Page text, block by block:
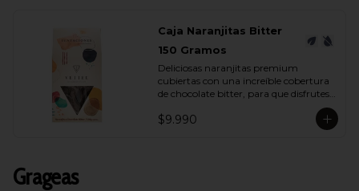
Caja Naranjitas Bitter
150 Gramos
Deliciosas naranjitas premium
cubiertas con una increíble cobertura
de chocolate bitter, para que disfrutes
espectacular sabor.
$9.990
Grageas